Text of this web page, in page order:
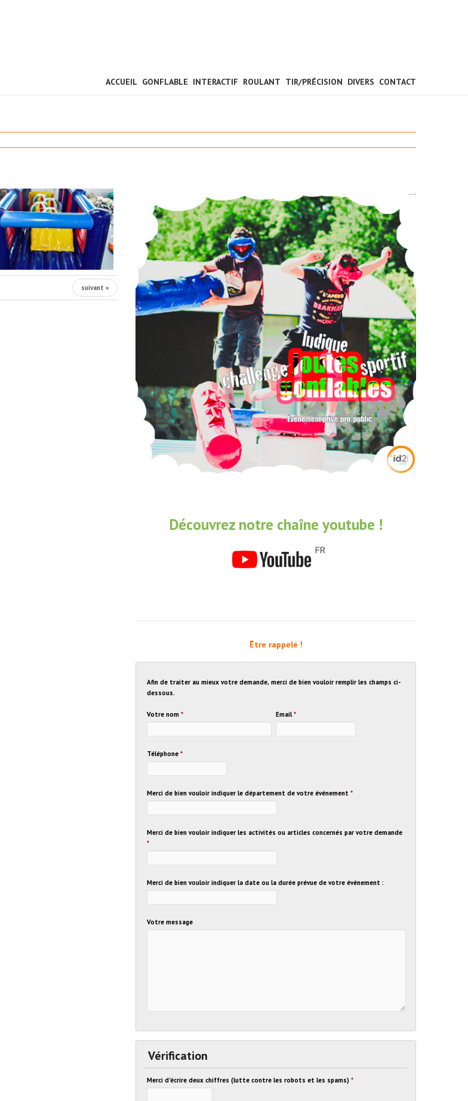
ACCUEIL GONFLABLE INTERACTIF ROULANT TIR/PRÉCISION DIVERS CONTACT
suivant »
Découvrez notre chaîne youtube !
Être rappelé !
Afin de traiter au mieux votre demande, merci de bien vouloir remplir les champs ci-
dessous.
Votre nom* Email*
Téléphone*
Merci de bien vouloir indiquer le département de votre événement*
Merci de bien vouloir indiquer les activités ou articles concernés par votre demande
*
Merci de bien vouloir indiquer la date ou la durée prévue de votre événement :
Votre message
Vérification
Merci d'écrire deux chiffres (lutte contre les robots et les spams)*